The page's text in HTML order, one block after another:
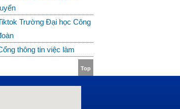
Trường Đại học Công
thông tin việc làm
Top